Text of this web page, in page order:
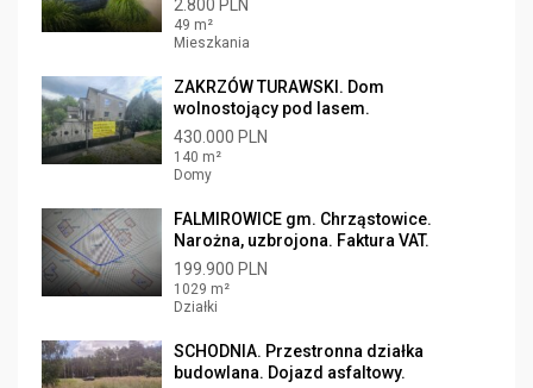
2.800 PLN
49 m²
Mieszkania
ZAKRZÓW TURAWSKI. Dom
wolnostojący pod lasem.
430.000 PLN
140 m²
Domy
FALMIROWICE gm. Chrząstowice.
Narożna, uzbrojona. Faktura VAT.
199.900 PLN
1029 m²
Działki
SCHODNIA. Przestronna działka
budowlana. Dojazd asfaltowy.